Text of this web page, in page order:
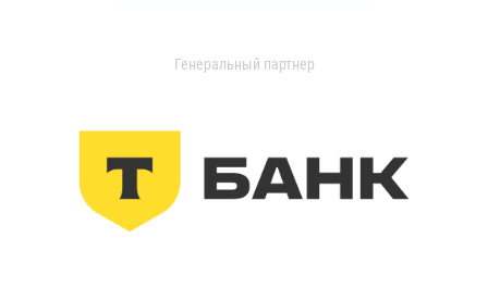
Генеральный партнер